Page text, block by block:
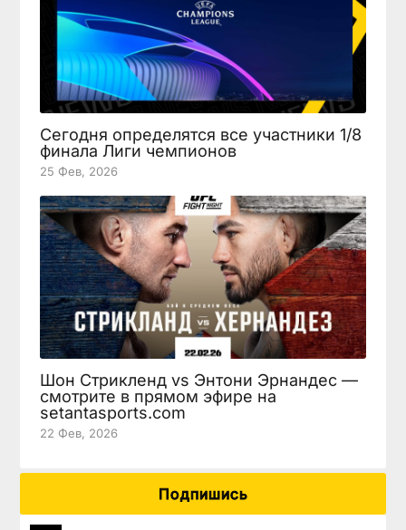
Сегодня определятся все участники 1/8
финала Лиги чемпионов
25 Фев, 2026
Шон Стрикленд vs Энтони Эрнандес —
смотрите в прямом эфире на
setantasports.com
22 Фев, 2026
Подпишись